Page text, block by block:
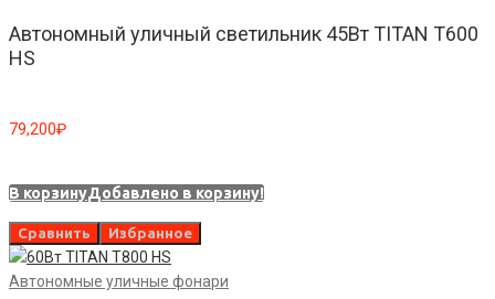
Автономный уличный светильник 45Вт TITAN T600
HS
79,200₽
В корзинуДобавлено в корзину!
Сравнить Избранное
Автономные уличные фонари